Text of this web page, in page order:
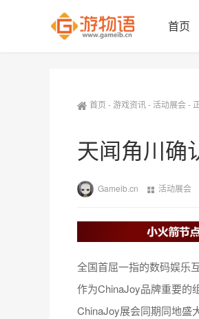
首页
首页 -游戏资讯-活动展会-
天闻角川确
Gameib.cn 活动展会
全国首屈一指的数码娱乐
作为ChinaJoy品牌重要的
ChinaJoy展会同期同地盛